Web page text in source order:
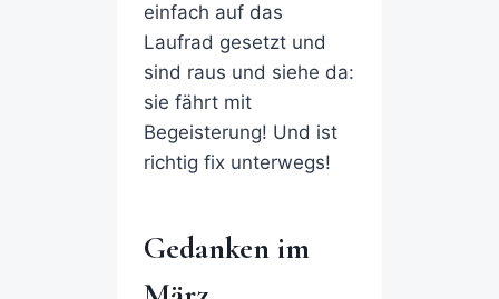
einfach auf das
Laufrad gesetzt und
sind raus und siehe da:
sie fährt mit
Begeisterung! Und ist
richtig fix unterwegs!
Gedanken im